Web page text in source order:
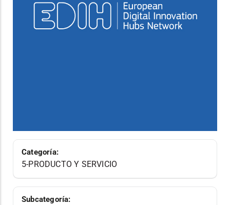
Categoría:
5-PRODUCTO Y SERVICIO
Subcategoría: